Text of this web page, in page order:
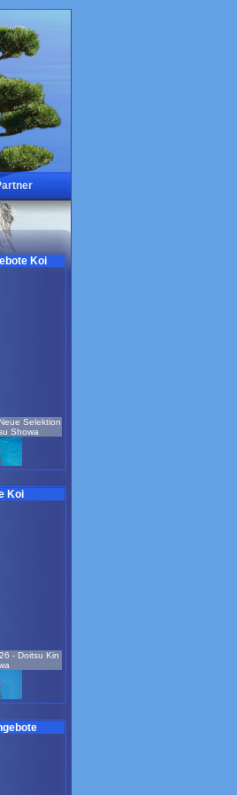
Koi
Selektion
Showa
Koi
- Doitsu Kin